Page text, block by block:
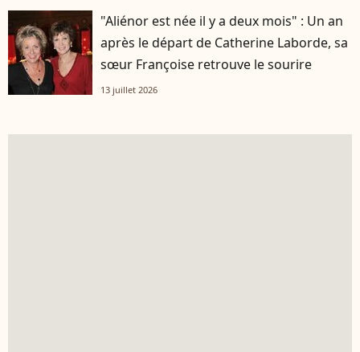
"Aliénor est née il y a deux mois" : Un an
après le départ de Catherine Laborde, sa
sœur Françoise retrouve le sourire
13 juillet 2026